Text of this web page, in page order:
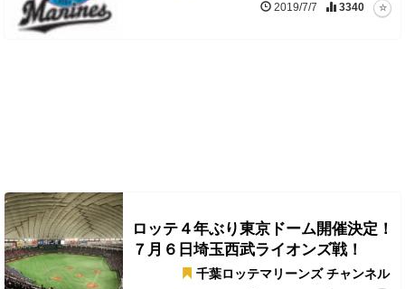
2019/7/7 3340
ロッテ４年ぶり東京ドーム開催決定！
７月６日埼玉西武ライオンズ戦！
千葉ロッテマリーンズ チャンネル